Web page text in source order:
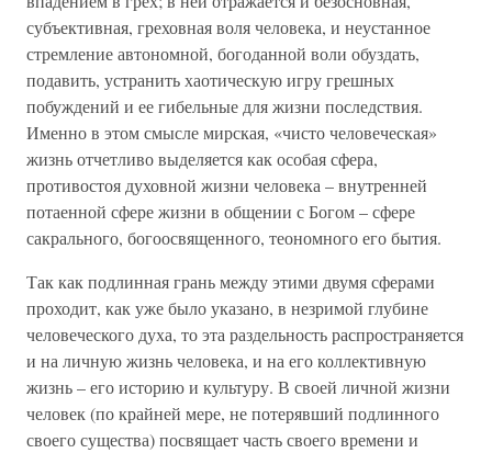
субъективная, греховная воля человека, и неустанное
стремление автономной, богоданной воли обуздать,
подавить, устранить хаотическую игру грешных
побуждений и ее гибельные для жизни последствия.
Именно в этом смысле мирская, «чисто человеческая»
жизнь отчетливо выделяется как особая сфера,
противостоя духовной жизни человека – внутренней
потаенной сфере жизни в общении с Богом – сфере
сакрального, богоосвященного, теономного его бытия.
Так как подлинная грань между этими двумя сферами
проходит, как уже было указано, в незримой глубине
человеческого духа, то эта раздельность распространяется
и на личную жизнь человека, и на его коллективную
жизнь – его историю и культуру. В своей личной жизни
человек (по крайней мере, не потерявший подлинного
своего существа) посвящает часть своего времени и